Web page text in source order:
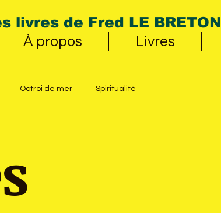
livres de Fred LE BRETON
À propos Livres
Octroi de mer Spiritualité